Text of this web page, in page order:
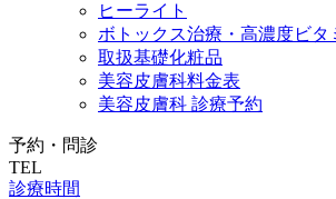
ヒーライト
ボトックス治療・高濃度ビタ
取扱基礎化粧品
美容皮膚科料金表
美容皮膚科 診療予約
予約・問診
TEL
診療時間